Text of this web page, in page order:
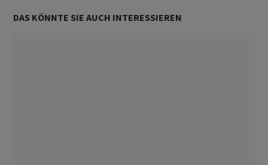
DAS KÖNNTE SIE AUCH INTERESSIEREN